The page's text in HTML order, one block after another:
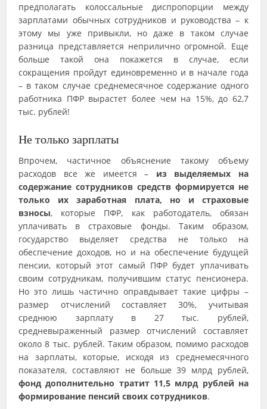
предполагать колоссальные диспропорции между
зарплатами обычных сотрудников и руководства – к
этому мы уже привыкли, но даже в таком случае
разница представляется неприлично огромной. Еще
больше такой она покажется в случае, если
сокращения пройдут единовременно и в начале года
– в таком случае среднемесячное содержание одного
работника ПФР вырастет более чем на 15%, до 62,7
тыс. рублей!
Не только зарплаты
Впрочем, частичное объяснение такому объему
расходов все же имеется – из выделяемых на
содержание сотрудников средств формируется не
только их заработная плата, но и страховые
взносы, которые ПФР, как работодатель, обязан
уплачивать в страховые фонды. Таким образом,
государство выделяет средства не только на
обеспечение доходов, но и на обеспечение будущей
пенсии, который этот самый ПФР будет уплачивать
своим сотрудникам, получившим статус пенсионера.
Но это лишь частично оправдывает такие цифры –
размер отчислений составляет 30%, учитывая
среднюю зарплату в 27 тыс. рублей,
средневыраженный размер отчислений составляет
около 8 тыс. рублей. Таким образом, помимо расходов
на зарплаты, которые, исходя из среднемесячного
показателя, составляют не больше 39 млрд рублей,
фонд дополнительно тратит 11,5 млрд рублей на
формирование пенсий своих сотрудников.